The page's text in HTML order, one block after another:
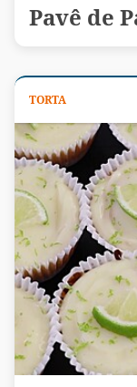
Pavê de
TORTA